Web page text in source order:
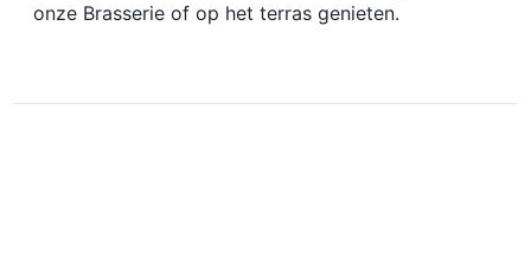
onze Brasserie of op het terras genieten.